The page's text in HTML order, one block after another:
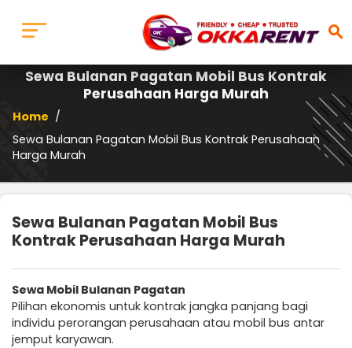
search
Sewa Bulanan Pagatan Mobil Bus Kontrak
Perusahaan Harga Murah
Home /
Sewa Bulanan Pagatan Mobil Bus Kontrak Perusahaan
Harga Murah
Sewa Bulanan Pagatan Mobil Bus
Kontrak Perusahaan Harga Murah
Sewa Mobil Bulanan Pagatan
Pilihan ekonomis untuk kontrak jangka panjang bagi
individu perorangan perusahaan atau mobil bus antar
jemput karyawan.